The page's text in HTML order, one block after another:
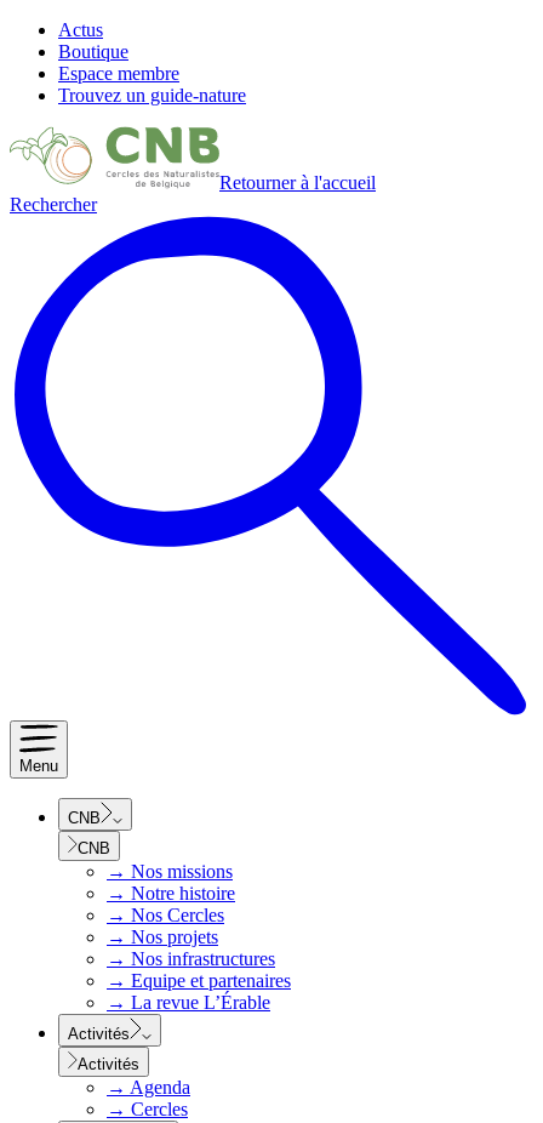
Actus
Boutique
Espace membre
Trouvez un guide-nature
Retourner à l'accueil
Rechercher
Menu
CNB
CNB
→ Nos missions
→ Notre histoire
→ Nos Cercles
→ Nos projets
→ Nos infrastructures
→ Equipe et partenaires
→ La revue L’Érable
Activités
Activités
→ Agenda
→ Cercles